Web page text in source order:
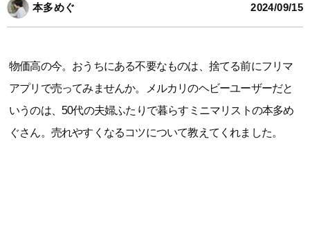
本多めぐ 2024/09/15
物価高の今。おうちにある不要なものは、捨てる前にフリマ
アプリで売ってみませんか。メルカリのヘビーユーザーだと
いうのは、50代の夫婦ふたりで暮らすミニマリストの本多め
ぐさん。売れやすくなるコツについて教えてくれました。